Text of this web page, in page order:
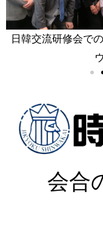
日韓交流研修会で
会合